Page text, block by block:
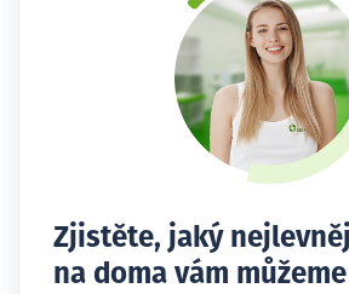
Zjistěte, jaký
na doma vám